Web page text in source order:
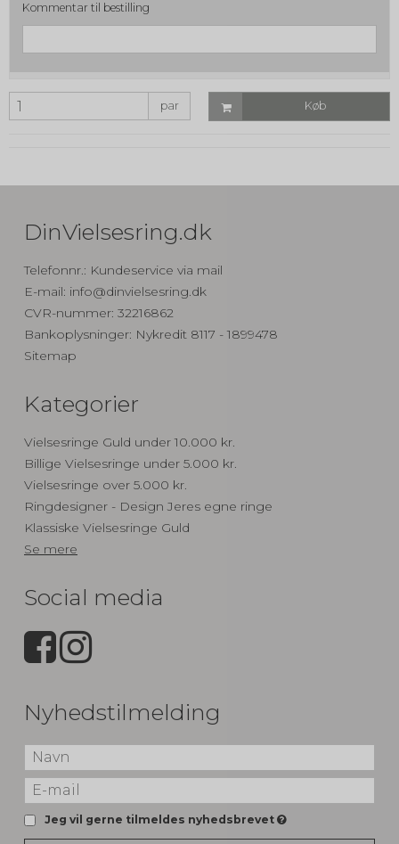
Kommentar til bestilling
par Køb
DinVielsesring.dk
Telefonnr.: Kundeservice via mail
E-mail: info@dinvielsesring.dk
CVR-nummer: 32216862
Bankoplysninger: Nykredit 8117 - 1899478
Sitemap
Kategorier
Vielsesringe Guld under 10.000 kr.
Billige Vielsesringe under 5.000 kr.
Vielsesringe over 5.000 kr.
Ringdesigner - Design Jeres egne ringe
Klassiske Vielsesringe Guld
Se mere
Social media
Nyhedstilmelding
Jeg vil gerne tilmeldes nyhedsbrevet